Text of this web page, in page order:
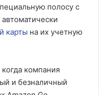
полосу с
карты на их учетную
компания
и безналичный